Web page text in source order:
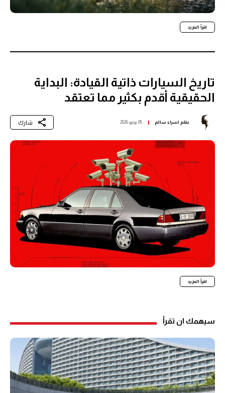
اقرأ المزيد
تاريخ السيارات ذاتية القيادة: البداية
الحقيقية أقدم بكثير مما تعتقد
بقلم اسراء سالم 05 يونيو 2026 شارك
اقرأ المزيد
سيهمك ان تقرأ